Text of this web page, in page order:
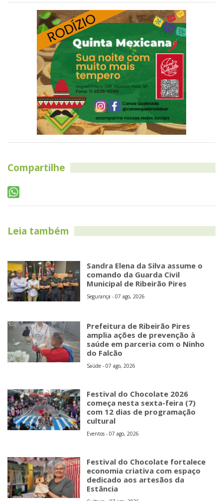
Compartilhe
Leia também
Sandra Elena da Silva assume o
comando da Guarda Civil
Municipal de Ribeirão Pires
Segurança - 07 ago, 2026
Prefeitura de Ribeirão Pires
amplia ações de prevenção à
saúde em parceria com o Ninho
do Falcão
Saúde - 07 ago, 2026
Festival do Chocolate 2026
começa nesta sexta-feira (7)
com 12 dias de programação
cultural
Eventos - 07 ago, 2026
Festival do Chocolate fortalece
economia criativa com espaço
dedicado aos artesãos da
Estância